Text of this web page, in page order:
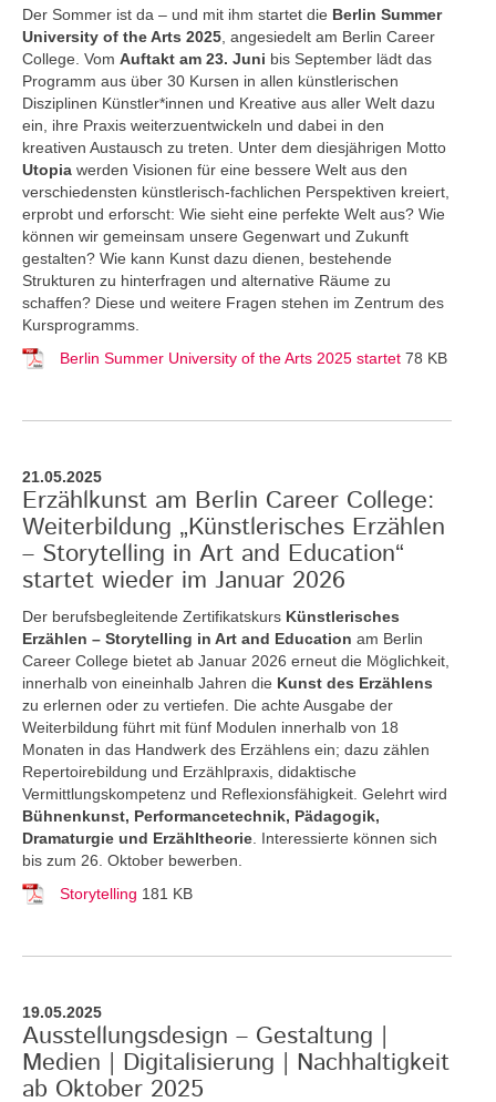
Der Sommer ist da – und mit ihm startet die Berlin Summer
University of the Arts 2025 , angesiedelt am Berlin Career
College. Vom Auftakt am 23. Juni bis September lädt das
Programm aus über 30 Kursen in allen künstlerischen
Disziplinen Künstler*innen und Kreative aus aller Welt dazu
ein, ihre Praxis weiterzuentwickeln und dabei in den
kreativen Austausch zu treten. Unter dem diesjährigen Motto
Utopia werden Visionen für eine bessere Welt aus den
verschiedensten künstlerisch-fachlichen Perspektiven kreiert,
erprobt und erforscht: Wie sieht eine perfekte Welt aus? Wie
können wir gemeinsam unsere Gegenwart und Zukunft
gestalten? Wie kann Kunst dazu dienen, bestehende
Strukturen zu hinterfragen und alternative Räume zu
schaffen? Diese und weitere Fragen stehen im Zentrum des
Kursprogramms.
Berlin Summer University of the Arts 2025 startet 78 KB
21.05.2025
Erzählkunst am Berlin Career College:
Weiterbildung „Künstlerisches Erzählen
– Storytelling in Art and Education“
startet wieder im Januar 2026
Der berufsbegleitende Zertifikatskurs Künstlerisches
Erzählen – Storytelling in Art and Education am Berlin
Career College bietet ab Januar 2026 erneut die Möglichkeit,
innerhalb von eineinhalb Jahren die Kunst des Erzählens
zu erlernen oder zu vertiefen. Die achte Ausgabe der
Weiterbildung führt mit fünf Modulen innerhalb von 18
Monaten in das Handwerk des Erzählens ein; dazu zählen
Repertoirebildung und Erzählpraxis, didaktische
Vermittlungskompetenz und Reflexionsfähigkeit. Gelehrt wird
Bühnenkunst, Performancetechnik, Pädagogik,
Dramaturgie und Erzähltheorie . Interessierte können sich
bis zum 26. Oktober bewerben.
Storytelling 181 KB
19.05.2025
Ausstellungsdesign – Gestaltung |
Medien | Digitalisierung | Nachhaltigkeit
ab Oktober 2025